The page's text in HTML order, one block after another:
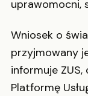
uprawomocni,
Wniosek o
przyjmowany
informuje ZUS,
Platformę